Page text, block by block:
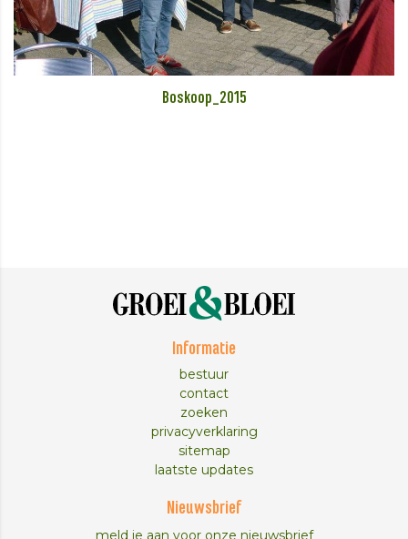
Boskoop_2015
Informatie
bestuur
contact
zoeken
privacyverklaring
sitemap
laatste updates
Nieuwsbrief